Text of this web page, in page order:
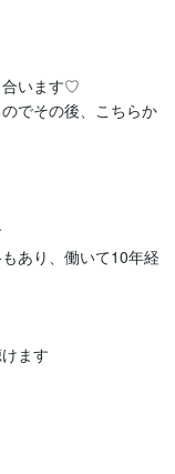
合います♡
でその後、こちらか
あり、働いて10年経
ます